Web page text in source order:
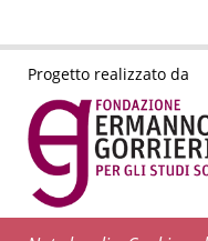
Progetto realizzato da